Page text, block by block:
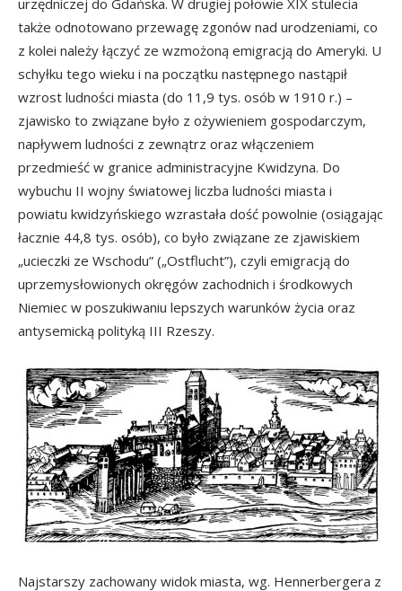
także odnotowano przewagę zgonów nad urodzeniami, co
z kolei należy łączyć ze wzmożoną emigracją do Ameryki. U
schyłku tego wieku i na początku następnego nastąpił
wzrost ludności miasta (do 11,9 tys. osób w 1910 r.) –
zjawisko to związane było z ożywieniem gospodarczym,
napływem ludności z zewnątrz oraz włączeniem
przedmieść w granice administracyjne Kwidzyna. Do
wybuchu II wojny światowej liczba ludności miasta i
powiatu kwidzyńskiego wzrastała dość powolnie (osiągając
łacznie 44,8 tys. osób), co było związane ze zjawiskiem
„ucieczki ze Wschodu” („Ostflucht”), czyli emigracją do
uprzemysłowionych okręgów zachodnich i środkowych
Niemiec w poszukiwaniu lepszych warunków życia oraz
antysemicką polityką III Rzeszy.
Najstarszy zachowany widok miasta, wg. Hennerbergera z